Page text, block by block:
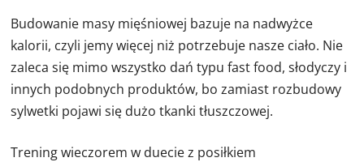
Budowanie masy mięśniowej bazuje na nadwyżce
kalorii, czyli jemy więcej niż potrzebuje nasze ciało. Nie
zaleca się mimo wszystko dań typu fast food, słodyczy i
innych podobnych produktów, bo zamiast rozbudowy
sylwetki pojawi się dużo tkanki tłuszczowej.
Trening wieczorem w duecie z posiłkiem